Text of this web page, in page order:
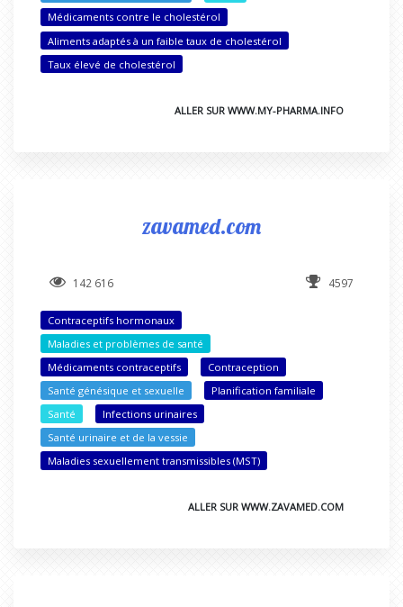
Médicaments contre le cholestérol
Aliments adaptés à un faible taux de cholestérol
Taux élevé de cholestérol
ALLER SUR WWW.MY-PHARMA.INFO
zavamed.com
142 616 4597
Contraceptifs hormonaux
Maladies et problèmes de santé
Médicaments contraceptifs
Contraception
Santé génésique et sexuelle
Planification familiale
Santé
Infections urinaires
Santé urinaire et de la vessie
Maladies sexuellement transmissibles (MST)
ALLER SUR WWW.ZAVAMED.COM